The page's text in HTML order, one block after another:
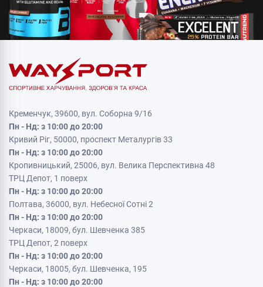
Кременчук, 39600, вул. Соборна 9/16
Пн - Нд: з 10:00 до 20:00
Кривий Ріг, 50000, проспект Металургів 33
Пн - Нд: з 10:00 до 20:00
Кропивницький, 25006, вул. Велика Перспективна 48
ТРЦ Депот, 1 поверх
Пн - Нд: з 10:00 до 20:00
Полтава, 36000, вул. Небесної Сотні 2
Пн - Нд: з 10:00 до 20:00
Черкаси, 18009, бул. Шевченка 385
ТРЦ Депот, 2 поверх
Пн - Нд: з 10:00 до 20:00
Черкаси, 18005, бул. Шевченка, 195
Пн - Нд: з 10:00 до 20:00